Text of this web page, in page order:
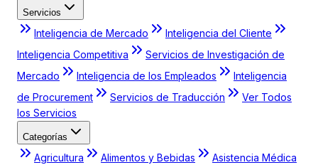
Servicios
Inteligencia de Mercado
Inteligencia del Cliente
Inteligencia Competitiva
Servicios de Investigación de
Mercado
Inteligencia de los Empleados
Inteligencia
de Procurement
Servicios de Traducción
Ver Todos
los Servicios
Categorías
Agricultura Alimentos y Bebidas
Asistencia Médica